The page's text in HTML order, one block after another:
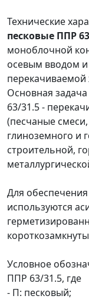
Технические
песковые ППР
моноблочной
осевым вводом
Основная
63/31.5 -
(песчаные
глиноземного и
строительной,
Для
используются
Условное
ППР 63/31.5, где
- П: песковый;